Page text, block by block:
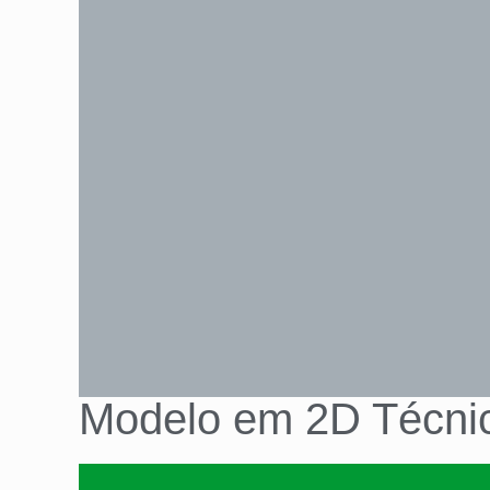
Modelo em 2D